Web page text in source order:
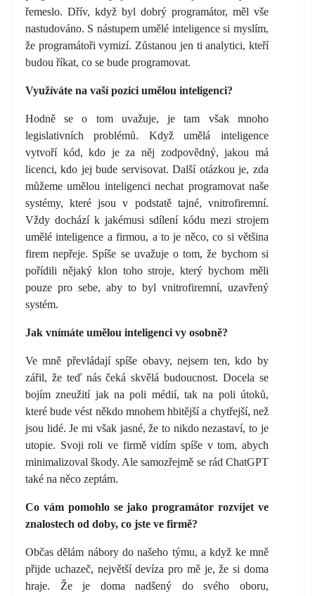
řemeslo. Dřív, když byl dobrý programátor, měl vše
nastudováno. S nástupem umělé inteligence si myslím,
že programátoři vymizí. Zůstanou jen ti analytici, kteří
budou říkat, co se bude programovat.
Využíváte na vaší pozici umělou inteligenci?
Hodně se o tom uvažuje, je tam však mnoho
legislativních problémů. Když umělá inteligence
vytvoří kód, kdo je za něj zodpovědný, jakou má
licenci, kdo jej bude servisovat. Další otázkou je, zda
můžeme umělou inteligenci nechat programovat naše
systémy, které jsou v podstatě tajné, vnitrofiremní.
Vždy dochází k jakémusi sdílení kódu mezi strojem
umělé inteligence a firmou, a to je něco, co si většina
firem nepřeje. Spíše se uvažuje o tom, že bychom si
pořídili nějaký klon toho stroje, který bychom měli
pouze pro sebe, aby to byl vnitrofiremní, uzavřený
systém.
Jak vnímáte umělou inteligenci vy osobně?
Ve mně převládají spíše obavy, nejsem ten, kdo by
zářil, že teď nás čeká skvělá budoucnost. Docela se
bojím zneužití jak na poli médií, tak na poli útoků,
které bude vést někdo mnohem hbitější a chytřejší, než
jsou lidé. Je mi však jasné, že to nikdo nezastaví, to je
utopie. Svoji roli ve firmě vidím spíše v tom, abych
minimalizoval škody. Ale samozřejmě se rád ChatGPT
také na něco zeptám.
Co vám pomohlo se jako programátor rozvíjet ve
znalostech od doby, co jste ve firmě?
Občas dělám nábory do našeho týmu, a když ke mně
přijde uchazeč, největší devíza pro mě je, že si doma
hraje. Že je doma nadšený do svého oboru,